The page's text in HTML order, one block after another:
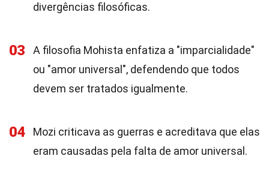
divergências filosóficas.
03
A filosofia Mohista enfatiza a "imparcialidade"
ou "amor universal", defendendo que todos
devem ser tratados igualmente.
04
Mozi criticava as guerras e acreditava que elas
eram causadas pela falta de amor universal.